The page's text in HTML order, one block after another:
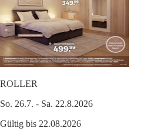
ROLLER
So. 26.7. - Sa. 22.8.2026
Gültig bis 22.08.2026